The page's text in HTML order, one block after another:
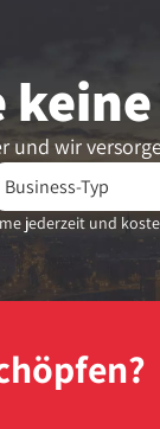
wir
jederzeit und